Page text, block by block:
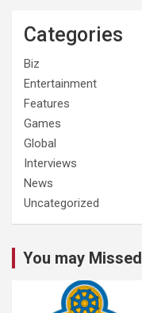
Categories
Biz
Entertainment
Features
Games
Global
Interviews
News
Uncategorized
You may Missed